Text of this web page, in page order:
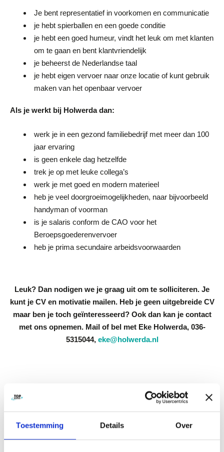
Toestemming Details Over
Je bent representatief in voorkomen en communicatie
je hebt spierballen en een goede conditie
je hebt een goed humeur, vindt het leuk om met klanten
om te gaan en bent klantvriendelijk
je beheerst de Nederlandse taal
je hebt eigen vervoer naar onze locatie of kunt gebruik
maken van het openbaar vervoer
Als je werkt bij Holwerda dan:
werk je in een gezond familiebedrijf met meer dan 100
jaar ervaring
is geen enkele dag hetzelfde
trek je op met leuke collega’s
werk je met goed en modern materieel
heb je veel doorgroeimogelijkheden, naar bijvoorbeeld
handyman of voorman
is je salaris conform de CAO voor het
Beroepsgoederenvervoer
heb je prima secundaire arbeidsvoorwaarden
Leuk? Dan nodigen we je graag uit om te solliciteren. Je
kunt je CV en motivatie mailen. Heb je geen uitgebreide CV
maar ben je toch geïnteresseerd? Ook dan kan je contact
met ons opnemen. Mail of bel met Eke Holwerda, 036-
5315044, eke@holwerda.nl